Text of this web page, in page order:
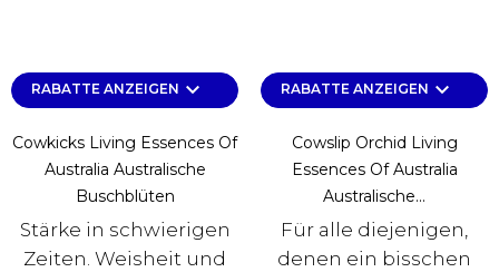
RABATTE ANZEIGEN keyboard_arrow_down
Cowkicks Living Essences Of
Australia Australische
Buschblüten
Stärke in schwierigen
Zeiten. Weisheit und
RABATTE ANZEIGEN keyboard_arrow_down
Cowslip Orchid Living
Essences Of Australia
Australische...
Für alle diejenigen,
denen ein bisschen